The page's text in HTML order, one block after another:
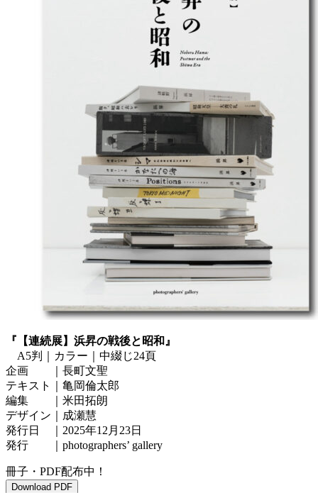
『【連続展】浜昇の戦後と昭和』
A5判｜カラー｜中綴じ24頁
企画 ｜長町文聖
テキスト｜亀岡倫太郎
編集 ｜米田拓朗
デザイン｜成瀬慧
発行日 ｜2025年12月23日
発行 ｜photographers’ gallery
冊子・PDF配布中！
Download PDF